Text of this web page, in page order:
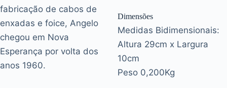
fabricação de cabos de
enxadas e foice, Angelo
chegou em Nova
Esperança por volta dos
anos 1960.
Dimensões
Medidas Bidimensionais:
Altura 29cm x Largura
10cm
Peso 0,200Kg